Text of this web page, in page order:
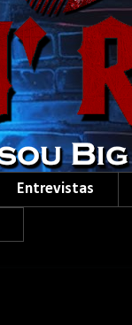
Entrevistas